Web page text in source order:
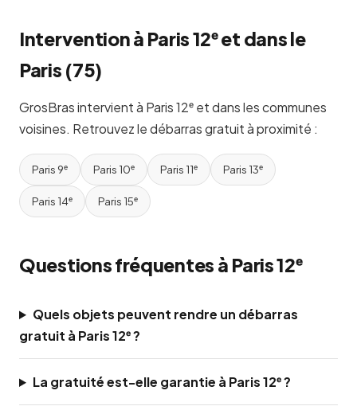
Intervention à Paris 12ᵉ et dans le
Paris (75)
GrosBras intervient à Paris 12ᵉ et dans les communes
voisines. Retrouvez le débarras gratuit à proximité :
Paris 9ᵉ Paris 10ᵉ Paris 11ᵉ Paris 13ᵉ
Paris 14ᵉ Paris 15ᵉ
Questions fréquentes à Paris 12ᵉ
Quels objets peuvent rendre un débarras
gratuit à Paris 12ᵉ ?
La gratuité est-elle garantie à Paris 12ᵉ ?